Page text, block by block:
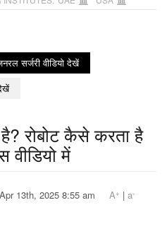
सर्जरी वीडियो देखें
है? रोबोट कैसे करता है
वीडियो में
/ Apr 13th, 2025 8:55 am A+ | a-